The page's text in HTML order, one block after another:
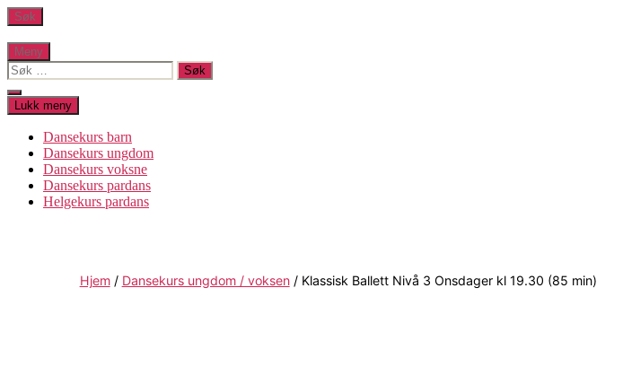
Hopp
til
innholdet
Søk
Meny
Søk
etter:
Lukk
søk
Lukk meny
Dansekurs barn
Dansekurs ungdom
Dansekurs voksne
Dansekurs pardans
Helgekurs pardans
Hjem/ Dansekurs ungdom / voksen/ Klassisk Ballett Nivå 3 Onsdager kl 19.30 (85 min)